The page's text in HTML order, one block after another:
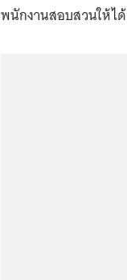
พนักงานสอบสวนให้ได้